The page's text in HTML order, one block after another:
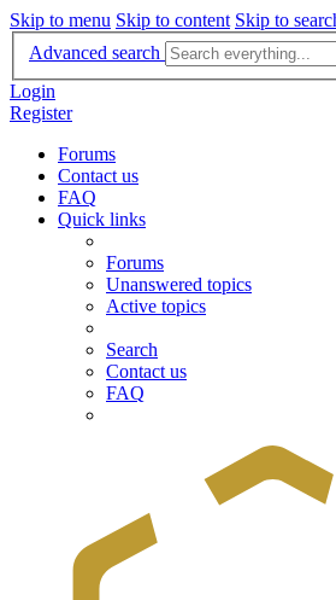
Skip to menu Skip to content Skip to
Advanced search
Login
Register
Forums
Contact us
FAQ
Quick links
Forums
Unanswered topics
Active topics
Search
Contact us
FAQ